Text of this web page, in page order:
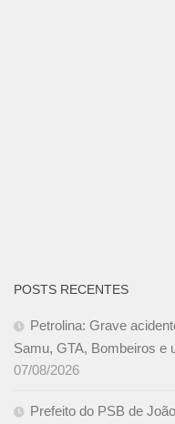
POSTS RECENTES
Petrolina: Grave
Samu, GTA, Bombeiros e
07/08/2026
Prefeito do PSB de